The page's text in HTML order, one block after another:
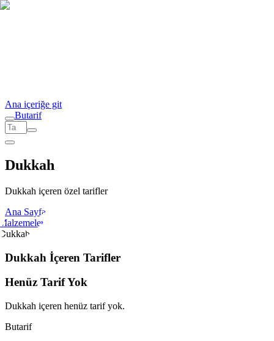
Ana içeriğe git
Butarif
Dukkah
Dukkah içeren özel tarifler
Ana Sayfa
Dukkah İçeren Tarifler
Henüz Tarif Yok
Dukkah içeren henüz tarif yok.
Butarif